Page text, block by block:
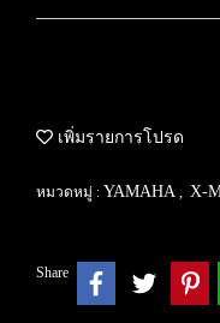
เพิ่มรายการโปรด
หมวดหมู่ : YAMAHA , X-
Share